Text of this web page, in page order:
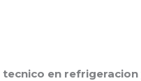
tecnico en